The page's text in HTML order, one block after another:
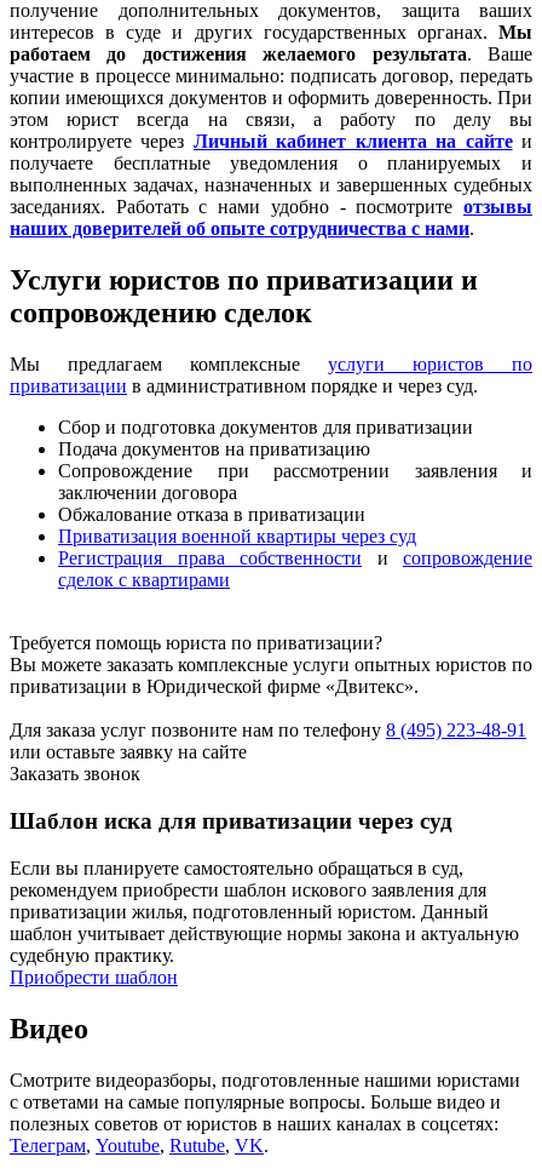
получение дополнительных документов, защита ваших
интересов в суде и других государственных органах. Мы
работаем
до достижения желаемого результата. Ваше
участие в процессе минимально: подписать договор, передать
копии имеющихся документов и оформить доверенность. При
этом юрист всегда на связи, а работу по делу вы
контролируете через Личный кабинет клиента на сайтеи
получаете бесплатные уведомления о планируемых и
выполненных задачах, назначенных и завершенных судебных
заседаниях. Работать с нами удобно - посмотрите отзывы
наших доверителей об опыте сотрудничества с нами.
Услуги юристов по приватизации и
сопровождению сделок
Мы предлагаем комплексные услуги юристов по
приватизации в административном порядке и через суд.
Сбор и подготовка документов для приватизации
Подача документов на приватизацию
Сопровождение при рассмотрении заявления и
заключении договора
Обжалование отказа в приватизации
Приватизация военной квартиры через суд
Регистрация права собственности и сопровождение
сделок с квартирами
Требуется помощь юриста по приватизации?
Вы можете заказать комплексные услуги опытных юристов по
приватизации в Юридической фирме «Двитекс».
Для заказа услуг позвоните нам по телефону 8 (495) 223-48-91
или оставьте заявку на сайте
Заказать звонок
Шаблон иска для приватизации через суд
Если вы планируете самостоятельно обращаться в суд,
рекомендуем приобрести шаблон искового заявления для
приватизации жилья, подготовленный юристом. Данный
шаблон учитывает действующие нормы закона и актуальную
судебную практику.
Приобрести шаблон
Видео
Смотрите видеоразборы, подготовленные нашими юристами
с ответами на самые популярные вопросы. Больше видео и
полезных советов от юристов в наших каналах в соцсетях:
Телеграм, Youtube, Rutube, VK.